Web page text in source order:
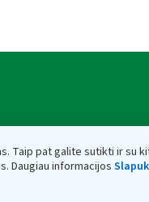
Taip pat galite sutikti ir su
Daugiau informacijos